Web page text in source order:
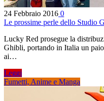
24 Febbraio 2016 0
Le prossime perle dello Studio
Lucky Red prosegue la
Ghibli, portando in Italia un
ai…
Leggi
Fumetti, Anime e Manga